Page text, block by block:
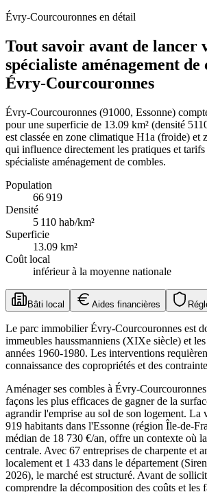
Évry-Courcouronnes en détail
Tout savoir avant de lancer
spécialiste aménagement de
Évry-Courcouronnes
Évry-Courcouronnes (91000, Essonne)
pour une superficie de 13.09 km² (densité
est classée en zone climatique H1a (froide) et
qui influence directement les pratiques et tarifs
spécialiste aménagement de combles.
Population
66 919
Densité
5 110 hab/km²
Superficie
13.09 km²
Coût local
inférieur à la moyenne nationale
Bâti local Aides financières
Le parc immobilier Évry-Courcouronnes est
immeubles haussmanniens (XIXe siècle) et
années 1960-1980. Les interventions
connaissance des copropriétés et des
Aménager ses combles à Évry-
façons les plus efficaces de gagner de la
agrandir l'emprise au sol de son logement. La
919 habitants dans l'Essonne (région Île-de-
médian de 18 730 €/an, offre un contexte où
centrale. Avec 67 entreprises de charpente et
localement et 1 433 dans le département
2026), le marché est structuré. Avant de
comprendre la décomposition des coûts et les